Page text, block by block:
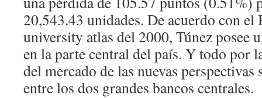
20,543.43 unidades. De acuerdo con
university atlas del 2000, Túnez posee
en la parte central del país. Y todo por
del mercado de las nuevas
entre los dos grandes bancos centrales.